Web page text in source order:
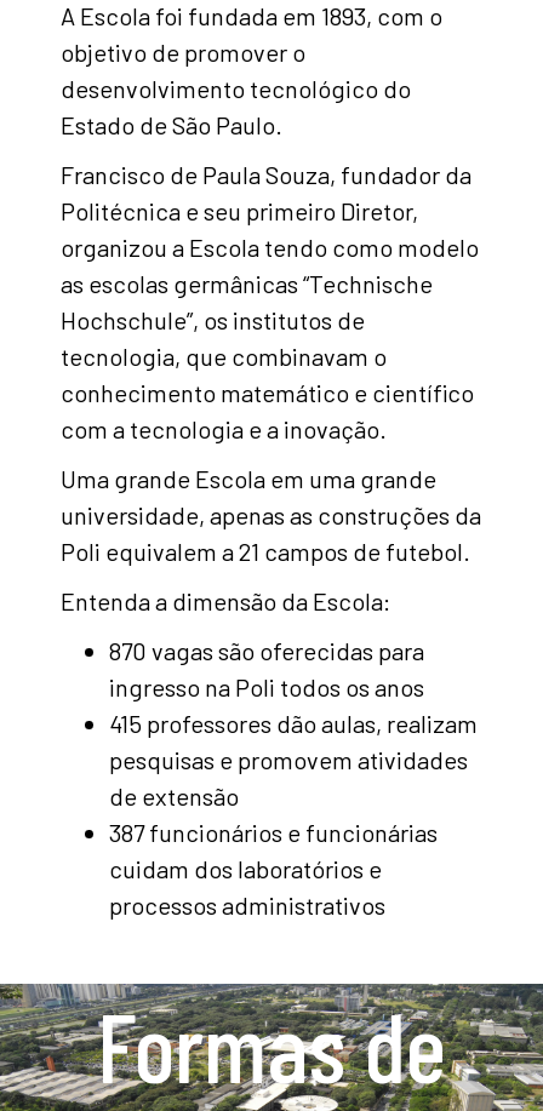
A Escola foi fundada em 1893, com o
objetivo de promover o
desenvolvimento tecnológico do
Estado de São Paulo.
Francisco de Paula Souza, fundador da
Politécnica e seu primeiro Diretor,
organizou a Escola tendo como modelo
as escolas germânicas “Technische
Hochschule”, os institutos de
tecnologia, que combinavam o
conhecimento matemático e científico
com a tecnologia e a inovação.
Uma grande Escola em uma grande
universidade, apenas as construções da
Poli equivalem a 21 campos de futebol.
Entenda a dimensão da Escola:
870 vagas são oferecidas para
ingresso na Poli todos os anos
415 professores dão aulas, realizam
pesquisas e promovem atividades
de extensão
387 funcionários e funcionárias
cuidam dos laboratórios e
processos administrativos
Formas de